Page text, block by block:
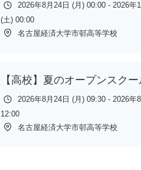
2026年8月24日 (月) 00:00 - 2026年
(土) 00:00
名古屋経済大学市邨高等学校
【高校】夏のオープンスクー
2026年8月24日 (月) 09:30 - 2026年
12:00
名古屋経済大学市邨高等学校